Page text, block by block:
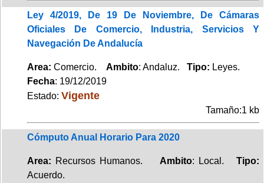
Ley 4/2019, De 19 De Noviembre, De Cámaras
Oficiales De Comercio, Industria, Servicios Y
Navegación De Andalucía
Area: Comercio. Ambito: Andaluz. Tipo: Leyes.
Fecha: 19/12/2019
Estado: Vigente
Tamaño:1 kb
Cómputo Anual Horario Para 2020
Area: Recursos Humanos. Ambito: Local.Tipo:
Acuerdo.